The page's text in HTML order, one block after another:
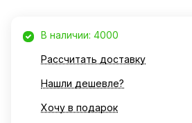
В наличии: 4000
Рассчитать доставку
Нашли дешевле?
Хочу в подарок